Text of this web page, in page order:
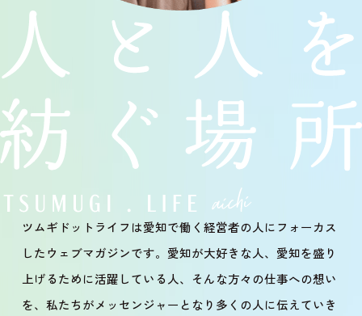
ツムギドットライフは愛知で働く経営者の人にフォーカス
したウェブマガジンです。 愛知が大好きな人、 愛知を盛り
上げるために活躍している人、 そんな方々の仕事への想い
を、私たちがメッセンジャーとなり 多くの人に伝えていき